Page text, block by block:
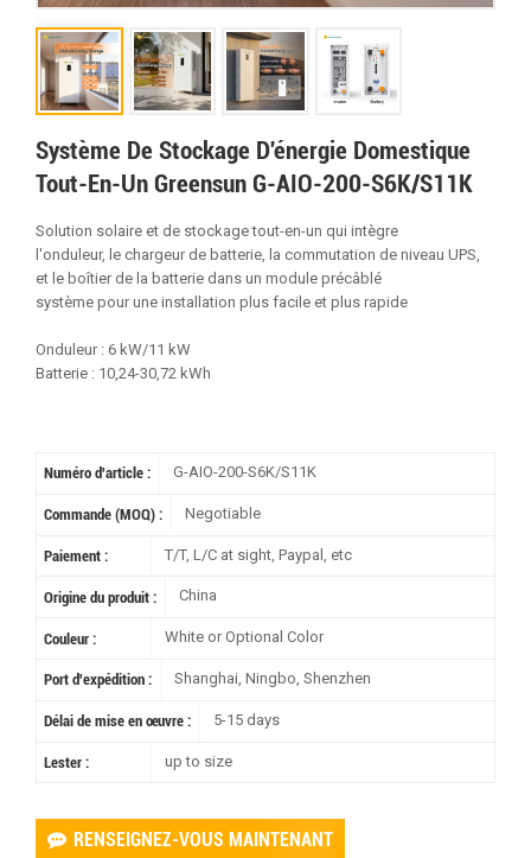
Système De Stockage D'énergie Domestique
Tout-En-Un Greensun G-AIO-200-S6K/S11K
Solution solaire et de stockage tout-en-un qui intègre
l'onduleur, le chargeur de batterie, la commutation de niveau UPS,
et le boîtier de la batterie dans un module précâblé
système pour une installation plus facile et plus rapide
Onduleur : 6 kW/11 kW
Batterie : 10,24-30,72 kWh
Numéro d'article : G-AIO-200-S6K/S11K
Commande (MOQ) : Negotiable
Paiement : T/T, L/C at sight, Paypal, etc
Origine du produit : China
Couleur : White or Optional Color
Port d'expédition : Shanghai, Ningbo, Shenzhen
Délai de mise en œuvre : 5-15 days
Lester : up to size
RENSEIGNEZ-VOUS MAINTENANT